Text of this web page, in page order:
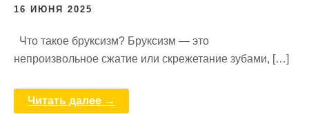
16 ИЮНЯ 2025
Что такое бруксизм? Бруксизм — это
непроизвольное сжатие или скрежетание зубами, […]
Читать далее →